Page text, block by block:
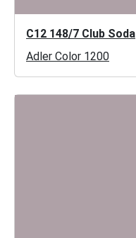
C12 148/7 Club Soda
Adler Color 1200